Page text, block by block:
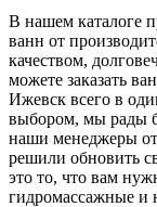
В нашем каталоге
ванн от
качеством,
можете заказать
Ижевск всего в
выбором, мы рады
наши менеджеры
решили обновить
это то, что вам
гидромассажные и